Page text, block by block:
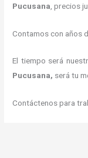
Pucusana , precios
Contamos con años
El tiempo será
Pucusana, será tu
Contáctenos para